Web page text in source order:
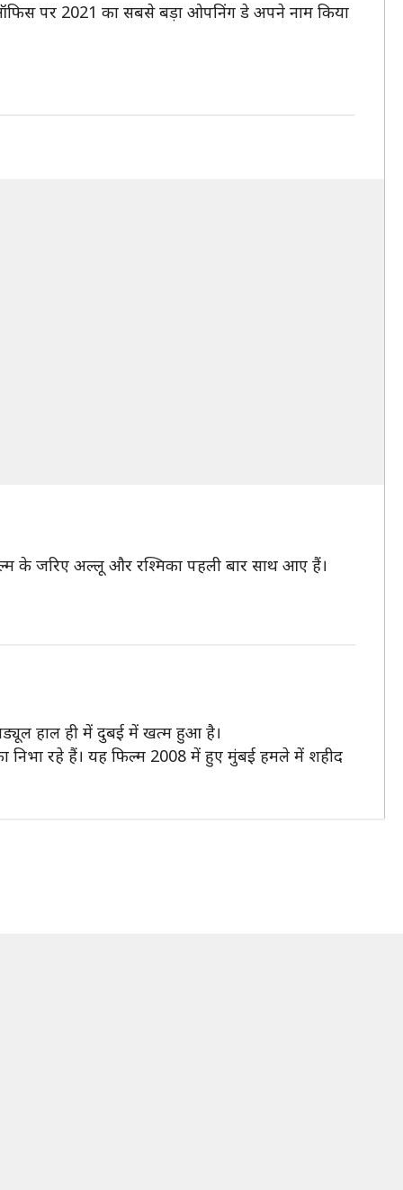
पर 2021 का सबसे बड़ा ओपनिंग डे अपने नाम किया
के जरिए अल्लू और रश्मिका पहली बार साथ आए हैं।
हाल ही में दुबई में खत्म हुआ है।
निभा रहे हैं। यह फिल्म 2008 में हुए मुंबई हमले में शहीद